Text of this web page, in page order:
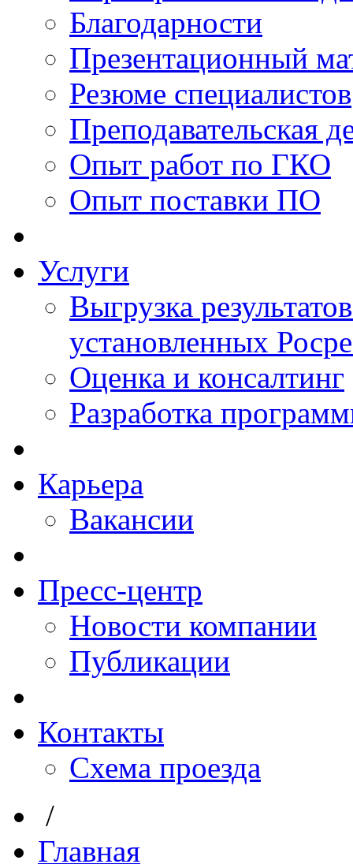
Благодарности
Презентационный
Резюме специалистов
Преподавательская
Опыт работ по ГКО
Опыт поставки ПО
Услуги
Выгрузка
установленных
Оценка и консалтинг
Разработка
Карьера
Вакансии
Пресс-центр
Новости компании
Публикации
Контакты
Схема проезда
/
Главная